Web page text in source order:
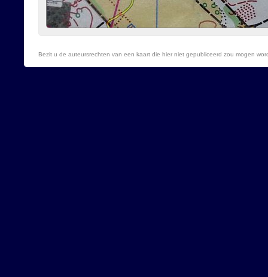
Bezit u de auteursrechten van een kaart die hier niet gepubliceerd zou mogen